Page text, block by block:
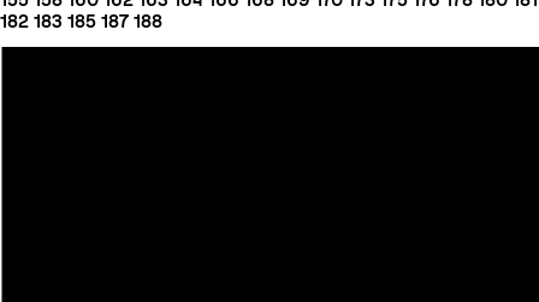
182 183 185 187 188